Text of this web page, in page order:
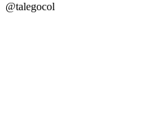
@talegocol